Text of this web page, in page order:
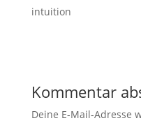
intuition
Kommentar
Deine E-Mail-Adresse